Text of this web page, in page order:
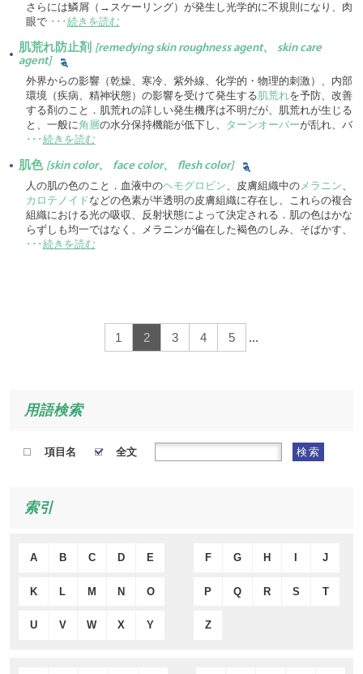
さらには鱗屑（→スケーリング）が発生し光学的に不規則になり、肉
眼で ･･･ 続きを読む
肌荒れ防止剤 [remedying skin roughness agent、 skin care
agent]
外界からの影響（乾燥、寒冷、紫外線、化学的・物理的刺激）、内部
環境（疾病、精神状態）の影響を受けて発生する 肌荒れを予防、改善
する剤のこと．肌荒れの詳しい発生機序は不明だが、肌荒れが生じる
と、一般に角層の水分保持機能が低下し、 ターンオーバーが乱れ、バ
･･･ 続きを読む
肌色 [skin color、 face color、 flesh color]
人の肌の色のこと．血液中のヘモグロビン 、皮膚組織中のメラニン
カロテノイドなどの色素が半透明の皮膚組織に存在し、これらの複合
組織における光の吸収、反射状態によって決定される．肌の色はかな
らずしも均一ではなく、メラニンが偏在した褐色のしみ、そばかす、
･･･ 続きを読む
1 2 3 4 5 ...
用語検索
項目名 全文 検索
索引
A B C D E F G H J
K L M N O P Q R S T
U V W X Y Z